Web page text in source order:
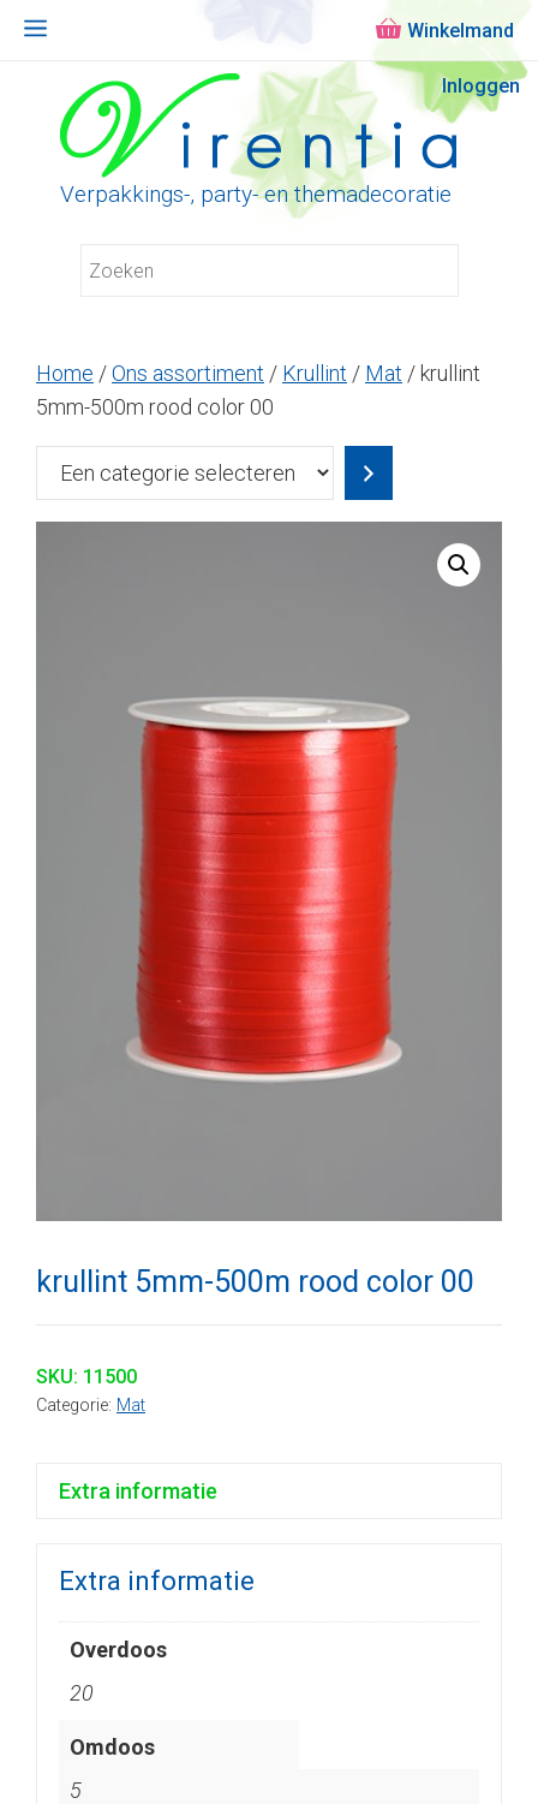
Inloggen
Verpakkings-, party- en themadecoratie
Menu
Home /Ons assortiment / Krullint / Mat / krullint
5mm-500m rood color 00
Een
categorie
selecteren
krullint 5mm-500m rood color 00
SKU: 11500
Categorie: Mat
Extra informatie
Extra informatie
Overdoos
20
Omdoos
5